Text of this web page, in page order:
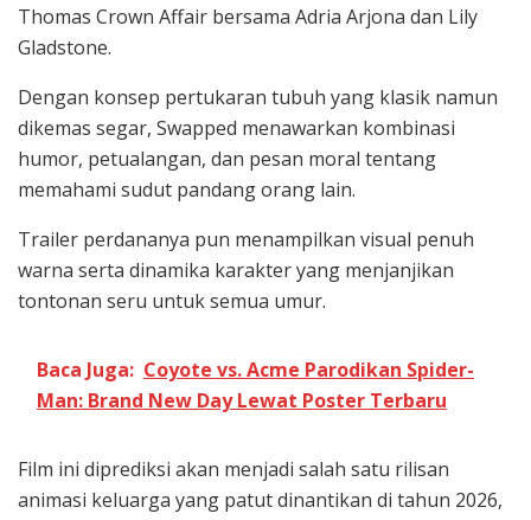
Thomas Crown Affair bersama Adria Arjona dan Lily
Gladstone.
Dengan konsep pertukaran tubuh yang klasik namun
dikemas segar, Swapped menawarkan kombinasi
humor, petualangan, dan pesan moral tentang
memahami sudut pandang orang lain.
Trailer perdananya pun menampilkan visual penuh
warna serta dinamika karakter yang menjanjikan
tontonan seru untuk semua umur.
Baca Juga: Coyote vs. Acme Parodikan Spider-
Man: Brand New Day Lewat Poster Terbaru
Film ini diprediksi akan menjadi salah satu rilisan
animasi keluarga yang patut dinantikan di tahun 2026,